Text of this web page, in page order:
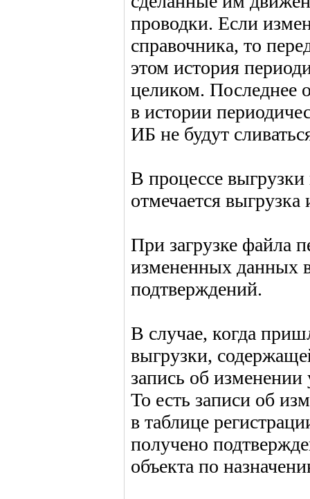
проводки. Если
справочника, то
этом история
целиком. Последнее
в истории
ИБ не будут
В процессе выгрузки
отмечается
При загрузке файла
измененных данных
подтверждений.
В случае, когда
выгрузки,
запись об изменении
То есть записи об
в таблице
получено
объекта по